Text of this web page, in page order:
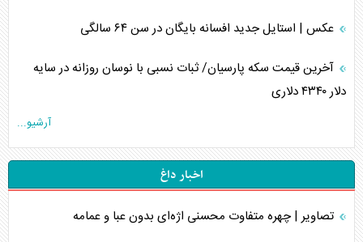
عکس | استایل جدید افسانه بایگان در سن ۶۴ سالگی
آخرین قیمت سکه پارسیان/ ثبات نسبی با نوسان روزانه در سایه
دلار ۴۳۴۰ دلاری
آرشیو...
اخبار داغ
تصاویر | چهره متفاوت محسنی اژه‌ای بدون عبا و عمامه